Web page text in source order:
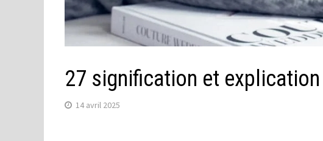
27 signification et
14 avril 2025